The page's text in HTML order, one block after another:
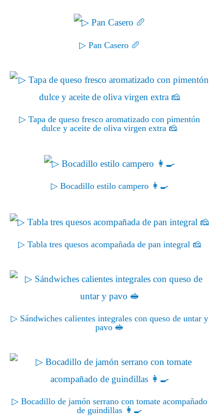
▷ Pan Casero 🥖
▷ Tapa de queso fresco aromatizado con pimentón
dulce y aceite de oliva virgen extra 🧀
▷ Bocadillo estilo campero 👩‍🍳
▷ Tabla tres quesos acompañada de pan integral 🧀
▷ Sándwiches calientes integrales con queso de untar y
pavo 🥪
▷ Bocadillo de jamón serrano con tomate acompañado
de guindillas 👩‍🍳